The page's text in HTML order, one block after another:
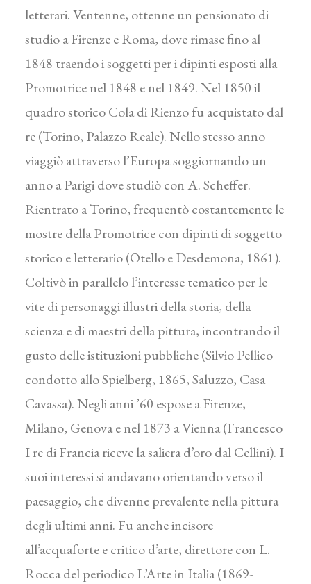
letterari. Ventenne, ottenne un pensionato di
studio a Firenze e Roma, dove rimase fino al
1848 traendo i soggetti per i dipinti esposti alla
Promotrice nel 1848 e nel 1849. Nel 1850 il
quadro storico Cola di Rienzo fu acquistato dal
re (Torino, Palazzo Reale). Nello stesso anno
viaggiò attraverso l’Europa soggiornando un
anno a Parigi dove studiò con A. Scheffer.
Rientrato a Torino, frequentò costantemente le
mostre della Promotrice con dipinti di soggetto
storico e letterario (Otello e Desdemona, 1861).
Coltivò in parallelo l’interesse tematico per le
vite di personaggi illustri della storia, della
scienza e di maestri della pittura, incontrando il
gusto delle istituzioni pubbliche (Silvio Pellico
condotto allo Spielberg, 1865, Saluzzo, Casa
Cavassa). Negli anni ’60 espose a Firenze,
Milano, Genova e nel 1873 a Vienna (Francesco
I re di Francia riceve la saliera d’oro dal Cellini). I
suoi interessi si andavano orientando verso il
paesaggio, che divenne prevalente nella pittura
degli ultimi anni. Fu anche incisore
all’acquaforte e critico d’arte, direttore con L.
Rocca del periodico L’Arte in Italia (1869-